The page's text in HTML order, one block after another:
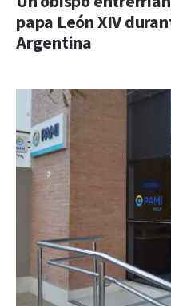
papa León XIV
Argentina